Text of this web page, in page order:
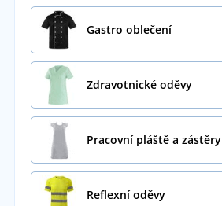
Gastro oblečení
Zdravotnické oděvy
Pracovní pláště a zástěry
Reflexní oděvy